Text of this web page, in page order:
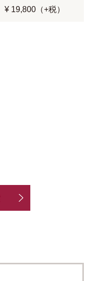
¥ 19,800（+税）